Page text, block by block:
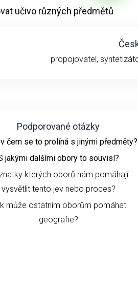
učivo různých předmětů
propojovatel,
Podporované otázky
čem se to prolíná s jinými předměty?
jakými dalšími obory to souvisí?
kterých oborů nám pomáhají
vysvětlit tento jev nebo proces?
může ostatním oborům pomáhat
geografie?